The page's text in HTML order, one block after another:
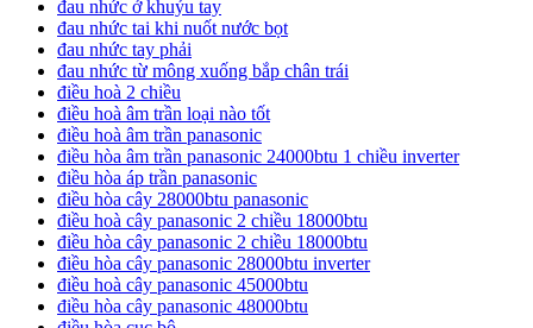
đau nhức ở khuỷu tay
đau nhức tai khi nuốt nước bọt
đau nhức tay phải
đau nhức từ mông xuống bắp chân trái
điều hoà 2 chiều
điều hoà âm trần loại nào tốt
điều hoà âm trần panasonic
điều hòa âm trần panasonic 24000btu 1 chiều inverter
điều hòa áp trần panasonic
điều hòa cây 28000btu panasonic
điều hoà cây panasonic 2 chiều 18000btu
điều hòa cây panasonic 2 chiều 18000btu
điều hòa cây panasonic 28000btu inverter
điều hoà cây panasonic 45000btu
điều hòa cây panasonic 48000btu